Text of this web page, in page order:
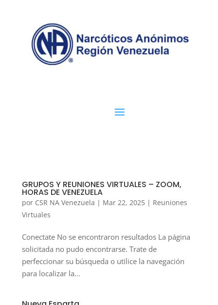
GRUPOS Y REUNIONES VIRTUALES – ZOOM,
HORAS DE VENEZUELA
por CSR NA Venezuela | Mar 22, 2025| Reuniones
Virtuales
Conectate No se encontraron resultados La página
solicitada no pudo encontrarse. Trate de
perfeccionar su búsqueda o utilice la navegación
para localizar la...